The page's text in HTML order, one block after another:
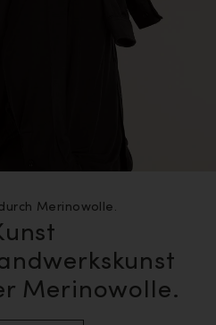
Merinowolle.
Merinowolle.